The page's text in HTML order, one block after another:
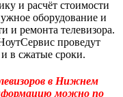
и расчёт стоимости
оборудование и
и ремонта телевизора.
проведут
в сжатые сроки.
в Нижнем
можно по